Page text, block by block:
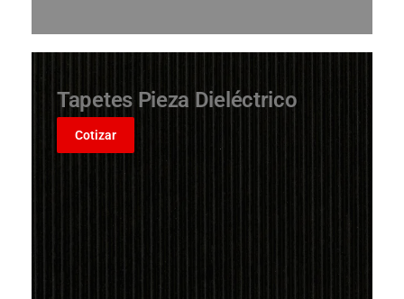
Tapetes Pieza Dieléctrico
Cotizar